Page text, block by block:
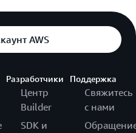
AWS
Разработчики
Центр
Builder
SDK и
Поддержка
Свяжитесь
с нами